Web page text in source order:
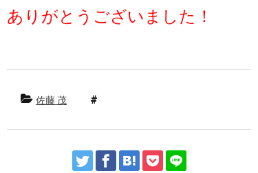
ありがとうございました！
佐藤 茂